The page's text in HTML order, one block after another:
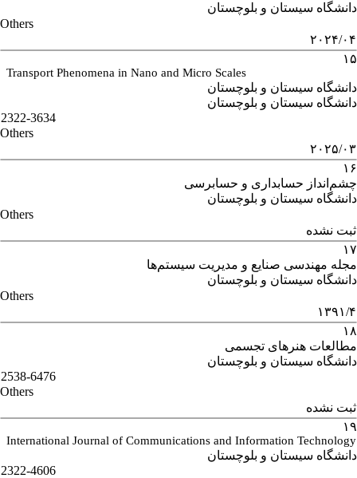
دانشگاه سیستان و بلوچستان
Others
۲۰۲۴/۰۴
۱۵
Transport Phenomena in Nano and Micro Scales
دانشگاه سیستان و بلوچستان
دانشگاه سیستان و بلوچستان
2322-3634
Others
۲۰۲۵/۰۳
۱۶
چشم‌انداز حسابداری و حسابرسی
دانشگاه سیستان و بلوچستان
Others
ثبت نشده
۱۷
مجله مهندسی صنایع و مدیریت سیستم‌ها
دانشگاه سیستان و بلوچستان
Others
۱۳۹۱/۴
۱۸
مطالعات هنرهای تجسمی
دانشگاه سیستان و بلوچستان
2538-6476
Others
ثبت نشده
۱۹
International Journal of Communications and Information Technology
دانشگاه سیستان و بلوچستان
2322-4606